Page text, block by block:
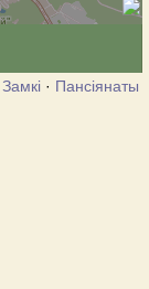
Замкі · Пансіянаты